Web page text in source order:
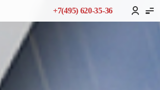
+7(495) 620-35-36